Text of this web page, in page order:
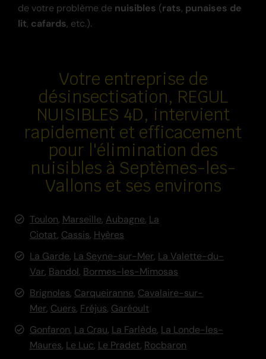
de votre problème de nuisibles (rats, punaises de
lit, cafards, etc.).
Votre entreprise de
désinsectisation, REGUL
NUISIBLES 4D, intervient
rapidement et efficacement
pour l'élimination des
nuisibles à Septèmes-les-
Vallons et ses environs
Toulon, Marseille, Aubagne, La
Ciotat, Cassis, Hyères
La Garde, La Seyne-sur-Mer, La Valette-du-
Var, Bandol, Bormes-les-Mimosas
Brignoles, Carqueiranne, Cavalaire-sur-
Mer, Cuers, Fréjus, Garéoult
Gonfaron, La Crau, La Farlède, La Londe-les-
Maures, Le Luc, Le Pradet, Rocbaron